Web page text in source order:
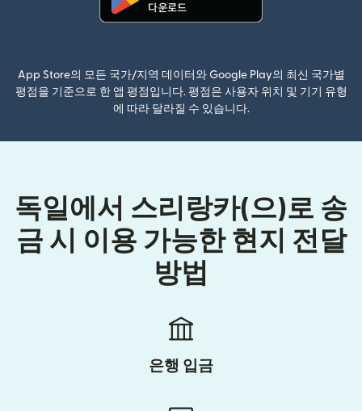
App Store의 모든 국가/지역 데이터와 Google Play의 최신 국가별
평점을 기준으로 한 앱 평점입니다. 평점은 사용자 위치 및 기기 유형
에 따라 달라질 수 있습니다.
독일에서 스리랑카(으)로 송
금 시 이용 가능한 현지 전달
방법
은행 입금